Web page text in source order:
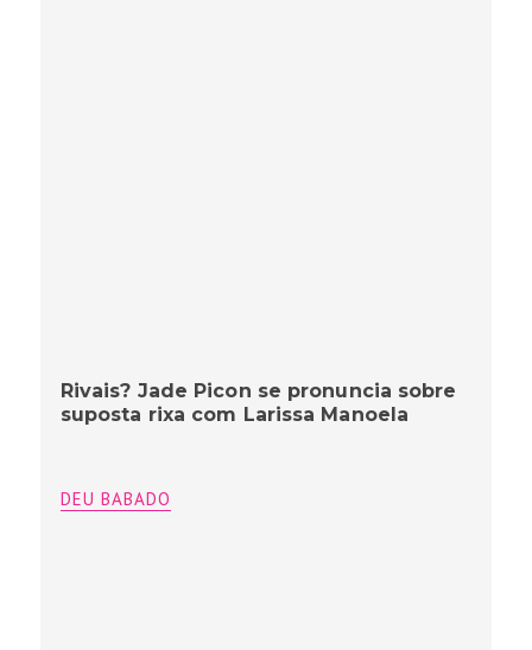
Rivais? Jade Picon se pronuncia sobre
suposta rixa com Larissa Manoela
DEU BABADO